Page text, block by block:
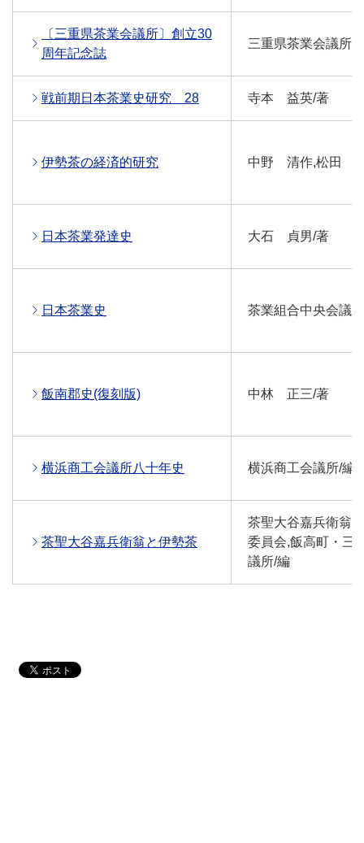
〔三重県茶業会議所〕創立30
周年記念誌
三重県茶業会議所/
戦前期日本茶業史研究 28 寺本 益英/著
伊勢茶の経済的研究 中野 清作,松田
日本茶業発達史 大石 貞男/著
日本茶業史 茶業組合中央会議
飯南郡史(復刻版) 中林 正三/著
横浜商工会議所八十年史 横浜商工会議所/編
茶聖大谷嘉兵衛翁と伊勢茶
茶聖大谷嘉兵衛翁
委員会,飯高町・三
議所/編